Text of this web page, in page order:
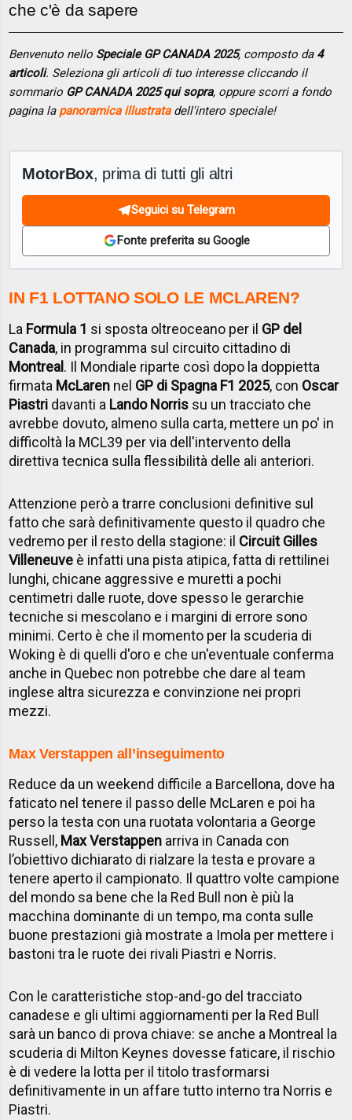
che c'è da sapere
Benvenuto nello Speciale GP CANADA 2025, composto da 4
articoli. Seleziona gli articoli di tuo interesse cliccando il
sommario GP CANADA 2025 qui sopra, oppure scorri a fondo
pagina la panoramica illustratadell'intero speciale!
MotorBox, prima di tutti gli altri
Seguici su Telegram
Fonte preferita su Google
IN F1 LOTTANO SOLO LE MCLAREN?
La Formula 1 si sposta oltreoceano per il GP del
Canada, in programma sul circuito cittadino di
Montreal . Il Mondiale riparte così dopo la doppietta
firmata McLaren nel GP di Spagna F1 2025, con Oscar
Piastri davanti a Lando Norris su un tracciato che
avrebbe dovuto, almeno sulla carta, mettere un po' in
difficoltà la MCL39 per via dell'intervento della
direttiva tecnica sulla flessibilità delle ali anteriori.
Attenzione però a trarre conclusioni definitive sul
fatto che sarà definitivamente questo il quadro che
vedremo per il resto della stagione: il Circuit Gilles
Villeneuve è infatti una pista atipica, fatta di rettilinei
lunghi, chicane aggressive e muretti a pochi
centimetri dalle ruote, dove spesso le gerarchie
tecniche si mescolano e i margini di errore sono
minimi. Certo è che il momento per la scuderia di
Woking è di quelli d'oro e che un'eventuale conferma
anche in Quebec non potrebbe che dare al team
inglese altra sicurezza e convinzione nei propri
mezzi.
Max Verstappen all’inseguimento
Reduce da un weekend difficile a Barcellona, dove ha
faticato nel tenere il passo delle McLaren e poi ha
perso la testa con una ruotata volontaria a George
Russell, Max Verstappen arriva in Canada con
l’obiettivo dichiarato di rialzare la testa e provare a
tenere aperto il campionato. Il quattro volte campione
del mondo sa bene che la Red Bull non è più la
macchina dominante di un tempo, ma conta sulle
buone prestazioni già mostrate a Imola per mettere i
bastoni tra le ruote dei rivali Piastri e Norris.
Con le caratteristiche stop-and-go del tracciato
canadese e gli ultimi aggiornamenti per la Red Bull
sarà un banco di prova chiave: se anche a Montreal la
scuderia di Milton Keynes dovesse faticare, il rischio
è di vedere la lotta per il titolo trasformarsi
definitivamente in un affare tutto interno tra Norris e
Piastri.